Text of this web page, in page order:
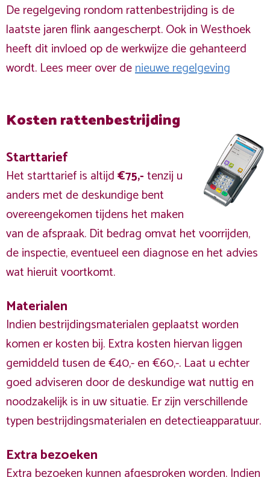
De regelgeving rondom rattenbestrijding is de
laatste jaren flink aangescherpt. Ook in Westhoek
heeft dit invloed op de werkwijze die gehanteerd
wordt. Lees meer over denieuwe regelgeving
Kosten rattenbestrijding
Starttarief
Het starttarief is altijd€75,-tenzij u
anders met de deskundige bent
overeengekomen tijdens het maken
van de afspraak. Dit bedrag omvat het voorrijden,
de inspectie, eventueel een diagnose en het advies
wat hieruit voortkomt.
Materialen
Indien bestrijdingsmaterialen geplaatst worden
komen er kosten bij. Extra kosten hiervan liggen
gemiddeld tusen de €40,- en €60,-. Laat u echter
goed adviseren door de deskundige wat nuttig en
noodzakelijk is in uw situatie. Er zijn verschillende
typen bestrijdingsmaterialen en detectieapparatuur.
Extra bezoeken